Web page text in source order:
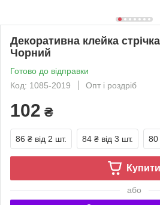
Декоративна клейка
Чорний
Готово до відправки
Код: 1085-2019
Опт і роздріб
102 ₴
86 ₴ від 2 шт. 84 ₴ від 3 шт. 80
Купити
або